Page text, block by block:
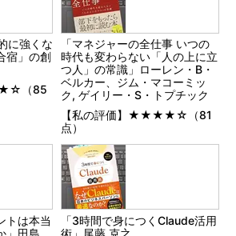
に強くな
宿」の創
（85
「マネジャーの全仕事 いつの
時代も変わらない「人の上に立
つ人」の常識」ローレン・B・
ベルカー、ジム・マコーミッ
ク, ゲイリー・S・トプチック
【私の評価】★★★★☆（81
点）
トは本当
」田島
「3時間で身につくClaude活用
術」尾藤 克之